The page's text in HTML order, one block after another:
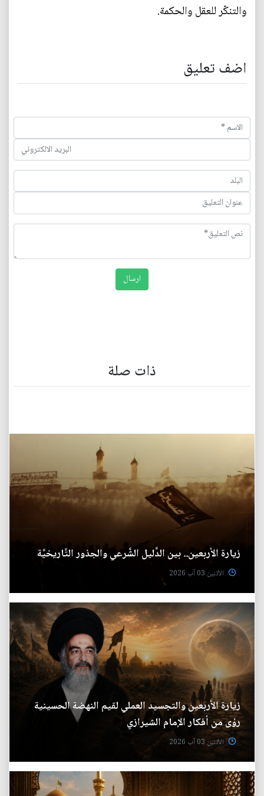
والتنكّر للعقل والحكمة.
اضف تعليق
ذات صلة
زيارة الأربعين.. بين الدَّليل الشَّرعي والجذور التَّاريخيَّة
الأثنين 03 آب 2026
زيارة الأربعين والتجسيد العملي لقيم النهضة الحسينية
رؤى من أفكار الإمام الشيرازي
الأثنين 03 آب 2026